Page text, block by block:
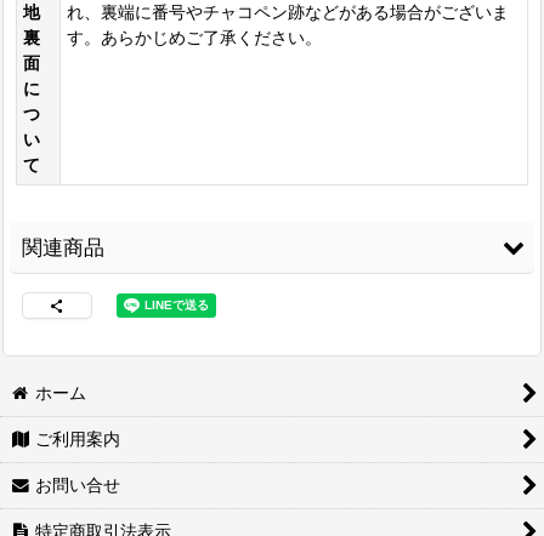
地
裏
面
に
つ
い
て
れ、裏端に番号やチャコペン跡などがある場合がございま
す。あらかじめご了承ください。
関連商品
ヤー170ml 皮革・布
の接着に最適
CLEAR170]
ホーム
ご利用案内
お問い合せ
特定商取引法表示